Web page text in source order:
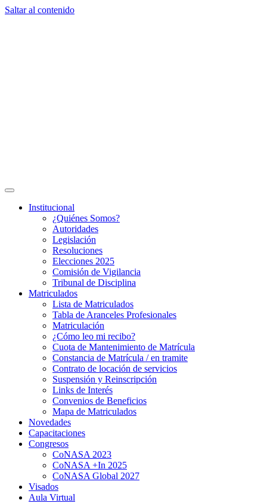
Saltar al contenido
Institucional
¿Quiénes Somos?
Autoridades
Legislación
Resoluciones
Elecciones 2025
Comisión de Vigilancia
Tribunal de Disciplina
Matriculados
Lista de Matriculados
Tabla de Aranceles Profesionales
Matriculación
¿Cómo leo mi recibo?
Cuota de Mantenimiento de Matrícula
Constancia de Matrícula / en tramite
Contrato de locación de servicios
Suspensión y Reinscripción
Links de Interés
Convenios de Beneficios
Mapa de Matriculados
Novedades
Capacitaciones
Congresos
CoNASA 2023
CoNASA +In 2025
CoNASA Global 2027
Visados
Aula Virtual